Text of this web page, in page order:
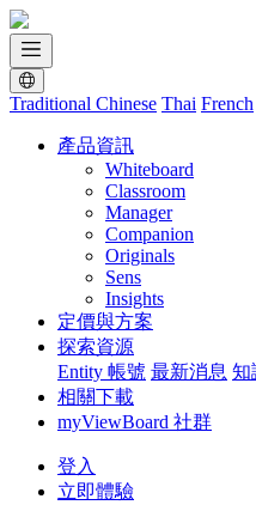
Traditional Chinese Thai French
產品資訊
Whiteboard
Classroom
Manager
Companion
Originals
Sens
Insights
定價與方案
探索資源
Entity 帳號 最新消息 知
相關下載
myViewBoard 社群
登入
立即體驗